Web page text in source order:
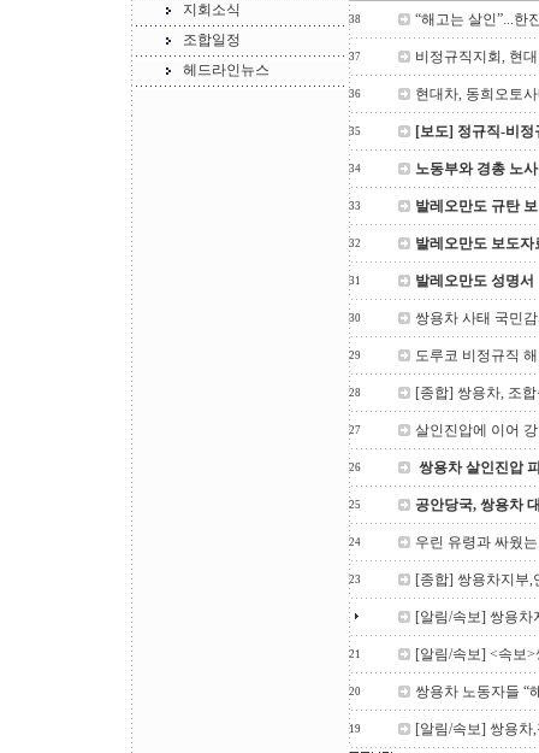
지회소식
조합일정
헤드라인뉴스
38 “해고는 살인”...한
37 비정규직지회, 현
36 현대차, 동희오토
35 [보도] 정규직-비
34 노동부와 경총 노
33 발레오만도 규탄
32 발레오만도 보도자
31 발레오만도 성명서
30 쌍용차 사태 국민
29 도루코 비정규직
28 [종합] 쌍용차, 조
27 살인진압에 이어
26 쌍용차 살인진압
25 공안당국, 쌍용차
24 우린 유령과 싸웠
23 [종합] 쌍용차지부,
[알림/속보] 쌍용차
21 [알림/속보] <속보
20 쌍용차 노동자들 “
19 [알림/속보] 쌍용차